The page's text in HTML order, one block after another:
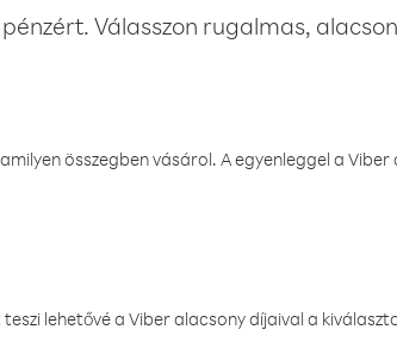
Válasszon rugalmas,
összegben vásárol. A egyenleggel a
lehetővé a Viber alacsony díjaival a